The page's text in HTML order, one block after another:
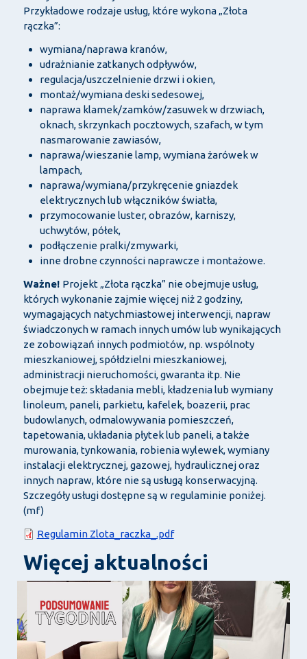
Przykładowe rodzaje usług, które wykona „Złota
rączka”:
wymiana/naprawa kranów,
udrażnianie zatkanych odpływów,
regulacja/uszczelnienie drzwi i okien,
montaż/wymiana deski sedesowej,
naprawa klamek/zamków/zasuwek w drzwiach,
oknach, skrzynkach pocztowych, szafach, w tym
nasmarowanie zawiasów,
naprawa/wieszanie lamp, wymiana żarówek w
lampach,
naprawa/wymiana/przykręcenie gniazdek
elektrycznych lub włączników światła,
przymocowanie luster, obrazów, karniszy,
uchwytów, półek,
podłączenie pralki/zmywarki,
inne drobne czynności naprawcze i montażowe.
Ważne! Projekt „Złota rączka” nie obejmuje usług,
których wykonanie zajmie więcej niż 2 godziny,
wymagających natychmiastowej interwencji, napraw
świadczonych w ramach innych umów lub wynikających
ze zobowiązań innych podmiotów, np. wspólnoty
mieszkaniowej, spółdzielni mieszkaniowej,
administracji nieruchomości, gwaranta itp. Nie
obejmuje też: składania mebli, kładzenia lub wymiany
linoleum, paneli, parkietu, kafelek, boazerii, prac
budowlanych, odmalowywania pomieszczeń,
tapetowania, układania płytek lub paneli, a także
murowania, tynkowania, robienia wylewek, wymiany
instalacji elektrycznej, gazowej, hydraulicznej oraz
innych napraw, które nie są usługą konserwacyjną.
Szczegóły usługi dostępne są w regulaminie poniżej.
(mf)
Dokument
Regulamin Zlota_raczka_.pdf
Więcej aktualności